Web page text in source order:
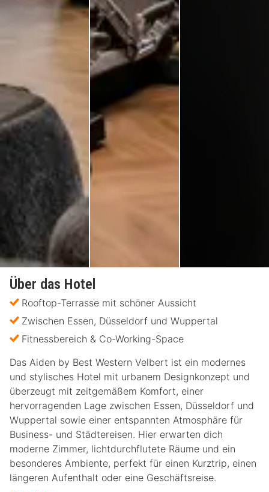
Über das Hotel
Rooftop-Terrasse mit schöner Aussicht
Zwischen Essen, Düsseldorf und Wuppertal
Fitnessbereich & Co-Working-Space
Das Aiden by Best Western Velbert ist ein modernes
und stylisches Hotel mit urbanem Designkonzept und
überzeugt mit zeitgemäßem Komfort, einer
hervorragenden Lage zwischen Essen, Düsseldorf und
Wuppertal sowie einer entspannten Atmosphäre für
Business- und Städtereisen. Hier erwarten dich
moderne Zimmer, lichtdurchflutete Räume und ein
besonderes Ambiente, perfekt für einen Kurztrip, einen
längeren Aufenthalt oder eine Geschäftsreise.